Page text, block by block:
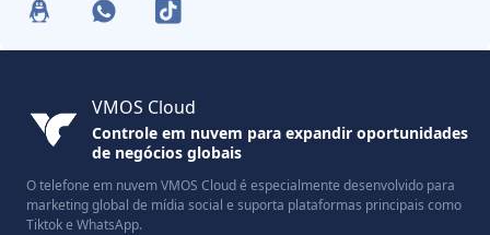
VMOS Cloud
Controle em nuvem para expandir oportunidades
de negócios globais
O telefone em nuvem VMOS Cloud é especialmente desenvolvido para
marketing global de mídia social e suporta plataformas principais como
Tiktok e WhatsApp.